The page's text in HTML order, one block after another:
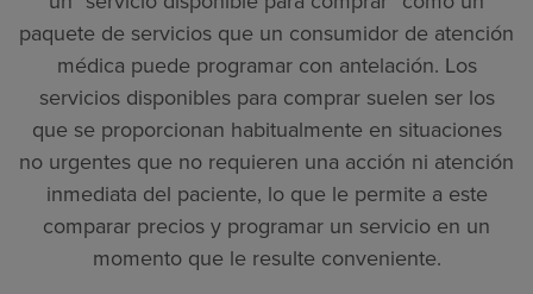
paquete de servicios que un consumidor de atención
médica puede programar con antelación. Los
servicios disponibles para comprar suelen ser los
que se proporcionan habitualmente en situaciones
no urgentes que no requieren una acción ni atención
inmediata del paciente, lo que le permite a este
comparar precios y programar un servicio en un
momento que le resulte conveniente.